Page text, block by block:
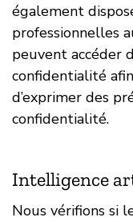
également
professionnelles
peuvent accéder
confidentialité
d’exprimer des
confidentialité.
Intelligence
Nous vérifions si